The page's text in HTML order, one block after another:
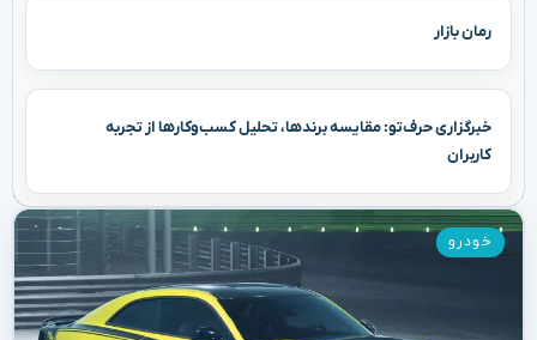
رمان بازار
خبرگزاری حرف‌تو: مقایسه برندها، تحلیل کسب‌وکارها از تجربه
کاربران
خودرو